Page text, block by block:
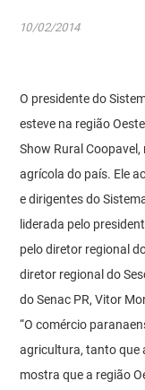
10/02/2014
O presidente do
esteve na região
Show Rural
agrícola do país. Ele
e dirigentes do
liderada pelo
pelo diretor regional
diretor regional do
do Senac PR, Vitor
“O comércio
agricultura, tanto que
mostra que a região